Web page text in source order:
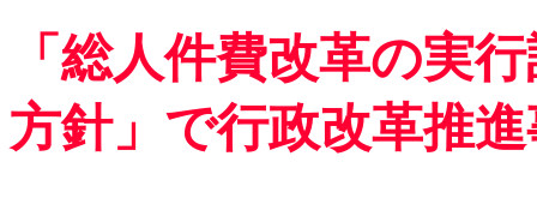
「総人件費改革の実
方針」で行政改革推